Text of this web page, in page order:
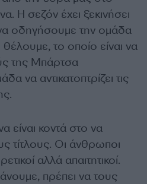
Η σεζόν έχει ξεκινήσει
να οδηγήσουμε την ομάδα
το οποίο είναι να
της Μπάρτσα
να αντικατοπτρίζει τις
είναι κοντά στο να
τίτλους. Οι άνθρωποι
αλλά απαιτητικοί.
πρέπει να τους